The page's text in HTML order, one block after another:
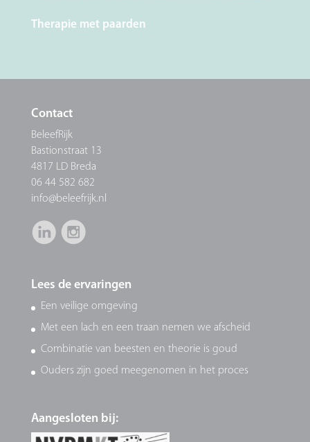
Therapie met paarden
Contact
BeleefRijk
Bastionstraat 13
4817 LD Breda
06 44 582 682
info@beleefrijk.nl
Lees de ervaringen
Een veilige omgeving
Met een lach en een traan nemen we afscheid
Combinatie van beesten en theorie is goud
Ouders zijn goed meegenomen in het proces
Aangesloten bij: